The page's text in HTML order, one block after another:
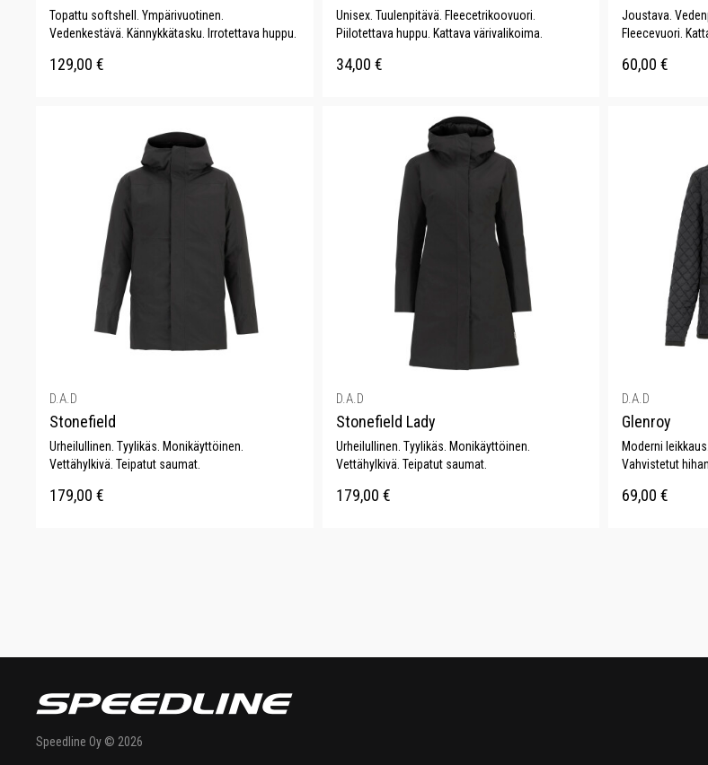
Topattu softshell. Ympärivuotinen.
Vedenkestävä. Kännykkätasku. Irrotettava huppu.
129,00 €
Unisex. Tuulenpitävä. Fleecetrikoovuori.
Piilotettava huppu. Kattava värivalikoima.
34,00 €
Joustava.
Fleecevuori.
60,00 €
D.A.D
Stonefield
Urheilullinen. Tyylikäs. Monikäyttöinen.
Vettähylkivä. Teipatut saumat.
179,00 €
D.A.D
Stonefield Lady
Urheilullinen. Tyylikäs. Monikäyttöinen.
Vettähylkivä. Teipatut saumat.
179,00 €
D.A.D
Glenroy
Moderni
Vahvistetut
69,00 €
Speedline Oy © 2026